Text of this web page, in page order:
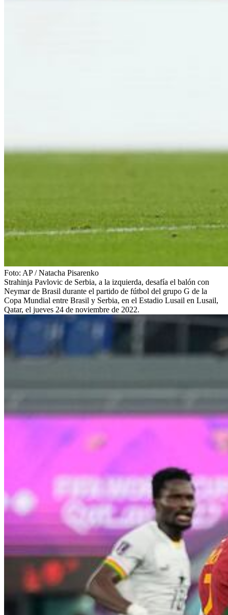
Foto: AP /Natacha Pisarenko
Strahinja Pavlovic de Serbia, a la izquierda, desafía el balón con
Neymar de Brasil durante el partido de fútbol del grupo G de la
Copa Mundial entre Brasil y Serbia, en el Estadio Lusail en Lusail,
Qatar, el jueves 24 de noviembre de 2022.